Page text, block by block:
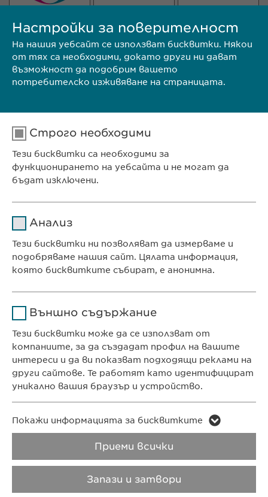
Ewopharma Ltd
ул. „8-ми декември“ № 13
КОНТАКТ
Телефон: +359 2 962 12 00
e-mail:info@ewopharma.bg
ПОВЕРИТЕЛНОСТ
ПОЛИТИКА НА
БИСКВИТКИТЕ
Авторски права
Настройки за поверителност
На нашия уебсайт се използват бисквитки. Някои
от тях са необходими, докато други ни дават
възможност да подобрим вашето
потребителско изживяване на страницата.
Строго необходими
Тези бисквитки са необходими за
функционирането на уебсайта и не могат да
бъдат изключени.
Продължителност 1 година
Цел
Съхранява състоянието
бисквитките на
потребителите.
Анализ
Тези бисквитки ни позволяват да измерваме и
подобряваме нашия сайт. Цялата информация,
която бисквитките събират, е анонимна.
Продължителност 1 day
Цел Generates statistical data.
Име vuid
Vimeo
Външно съдържание
Тези бисквитки може да се използват от
компаниите, за да създадат профил на вашите
интереси и да ви показват подходящи реклами на
други сайтове. Те работят като идентифицират
уникално вашия браузър и устройство.
Име LinkedIn
LinkedIn
Покажи информацията за бисквитките
Запази и затвори
Приеми всички